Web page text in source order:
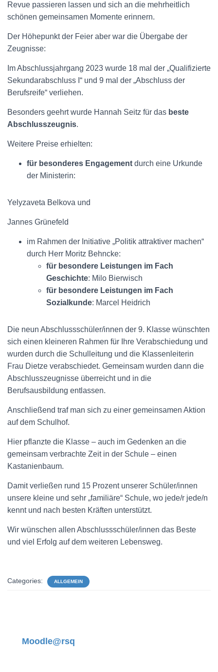
Revue passieren lassen und sich an die mehrheitlich
schönen gemeinsamen Momente erinnern.
Der Höhepunkt der Feier aber war die Übergabe der
Zeugnisse:
Im Abschlussjahrgang 2023 wurde 18 mal der „Qualifizierte
Sekundarabschluss I“ und 9 mal der „Abschluss der
Berufsreife“ verliehen.
Besonders geehrt wurde Hannah Seitz für das beste
Abschlusszeugnis.
Weitere Preise erhielten:
für besonderes Engagement durch eine Urkunde
der Ministerin:
Yelyzaveta Belkova und
Jannes Grünefeld
im Rahmen der Initiative „Politik attraktiver machen“
durch Herr Moritz Behncke:
für besondere Leistungen im Fach
Geschichte: Milo Bierwisch
für besondere Leistungen im Fach
Sozialkunde: Marcel Heidrich
Die neun Abschlussschüler/innen der 9. Klasse wünschten
sich einen kleineren Rahmen für Ihre Verabschiedung und
wurden durch die Schulleitung und die Klassenleiterin
Frau Dietze verabschiedet. Gemeinsam wurden dann die
Abschlusszeugnisse überreicht und in die
Berufsausbildung entlassen.
Anschließend traf man sich zu einer gemeinsamen Aktion
auf dem Schulhof.
Hier pflanzte die Klasse – auch im Gedenken an die
gemeinsam verbrachte Zeit in der Schule – einen
Kastanienbaum.
Damit verließen rund 15 Prozent unserer Schüler/innen
unsere kleine und sehr „familiäre“ Schule, wo jede/r jede/n
kennt und nach besten Kräften unterstützt.
Wir wünschen allen Abschlussschüler/innen das Beste
und viel Erfolg auf dem weiteren Lebensweg.
Categories: ALLGEMEIN
Moodle@rsq